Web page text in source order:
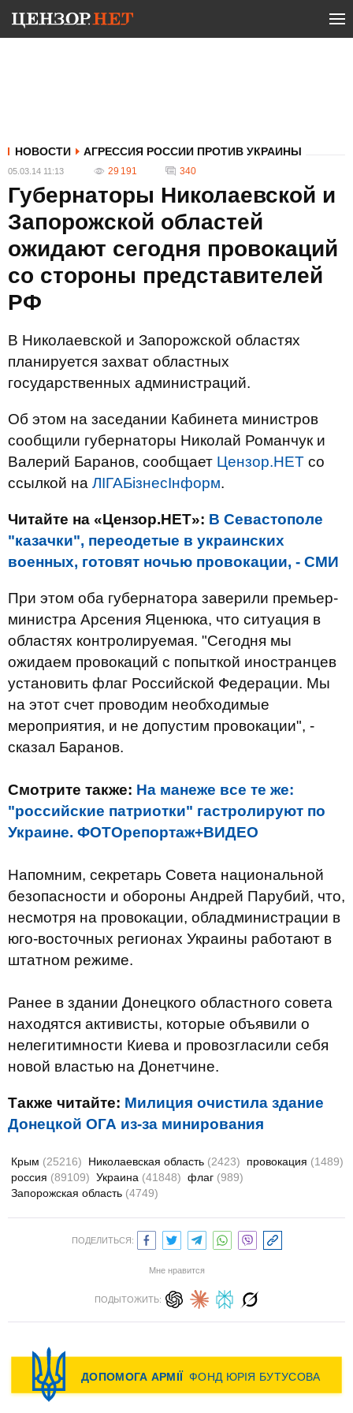
НОВОСТИ АГРЕССИЯ РОССИИ ПРОТИВ УКРАИНЫ
05.03.14 11:13 29 191 340
Губернаторы Николаевской и
Запорожской областей
ожидают сегодня провокаций
со стороны представителей
РФ
В Николаевской и Запорожской областях
планируется захват областных
государственных администраций.
Об этом на заседании Кабинета министров
сообщили губернаторы Николай Романчук и
Валерий Баранов, сообщает Цензор.НЕТ со
ссылкой на ЛІГАБізнесІнформ.
Читайте на «Цензор.НЕТ»: В Севастополе
"казачки", переодетые в украинских
военных, готовят ночью провокации, - СМИ
При этом оба губернатора заверили премьер-
министра Арсения Яценюка, что ситуация в
областях контролируемая. "Сегодня мы
ожидаем провокаций с попыткой иностранцев
установить флаг Российской Федерации. Мы
на этот счет проводим необходимые
мероприятия, и не допустим провокации", -
сказал Баранов.
Смотрите также: На манеже все те же:
"российские патриотки" гастролируют по
Украине. ФОТОрепортаж+ВИДЕО
Напомним, секретарь Совета национальной
безопасности и обороны Андрей Парубий, что,
несмотря на провокации, обладминистрации в
юго-восточных регионах Украины работают в
штатном режиме.
Ранее в здании Донецкого областного совета
находятся активисты, которые объявили о
нелегитимности Киева и провозгласили себя
новой властью на Донетчине.
Также читайте: Милиция очистила здание
Донецкой ОГА из-за минирования
Крым (25216) Николаевская область (2423) провокация (1489)
россия (89109) Украина (41848) флаг (989)
Запорожская область (4749)
ПОДЕЛИТЬСЯ:
Мне нравится
ПОДЫТОЖИТЬ: